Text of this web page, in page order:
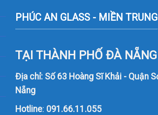
PHÚC AN GLASS - MIỀN TRUNG
TẠI THÀNH PHỐ ĐÀ NẴNG
Địa chỉ: Số 63 Hoàng Sĩ Khải - Quận
Nẵng
Hotline: 091.66.11.055